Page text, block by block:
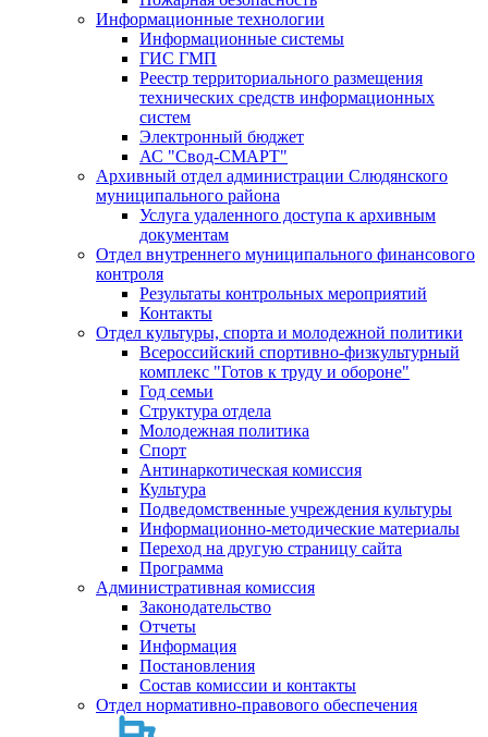
Информационные технологии
Информационные системы
ГИС ГМП
Реестр территориального размещения
технических средств информационных
систем
Электронный бюджет
АС "Свод-СМАРТ"
Архивный отдел администрации Слюдянского
муниципального района
Услуга удаленного доступа к архивным
документам
Отдел внутреннего муниципального финансового
контроля
Результаты контрольных мероприятий
Контакты
Отдел культуры, спорта и молодежной политики
Всероссийский спортивно-физкультурный
комплекс "Готов к труду и обороне"
Год семьи
Структура отдела
Молодежная политика
Спорт
Антинаркотическая комиссия
Культура
Подведомственные учреждения культуры
Информационно-методические материалы
Переход на другую страницу сайта
Программа
Административная комиссия
Законодательство
Отчеты
Информация
Постановления
Состав комиссии и контакты
Отдел нормативно-правового обеспечения